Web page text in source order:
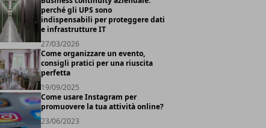
perché gli UPS sono
indispensabili per proteggere dati
e infrastrutture IT
27/03/2026
Come organizzare un evento,
consigli pratici per una riuscita
perfetta
19/09/2025
Come usare Instagram per
promuovere la tua attività online?
23/06/2023